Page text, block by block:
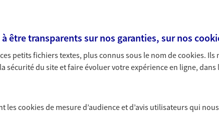
il est nécessaire
accompagnons pour
situation. Une analyse
cohérents avec vos
Nous sommes à votre
solutions
activité, mais aussi les
interlocuteur pour tous
être transparents sur nos garanties, sur nos
petits fichiers textes, plus connus sous le nom decookies. Ils
du site et faire évoluer votre expérience en ligne, dans
lescookiesde mesure d’audience et d’avis utilisateurs qui